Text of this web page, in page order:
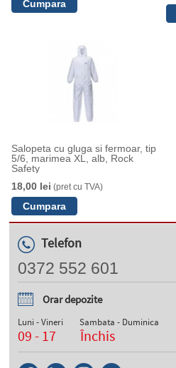
Salopeta cu gluga si fermoar, tip
5/6, marimea XL, alb, Rock
Safety
18,00 lei (pret cu TVA)
Telefon
0372 552 601
Orar depozite
Luni - Vineri
09 - 17
Sambata - Duminica
Închis